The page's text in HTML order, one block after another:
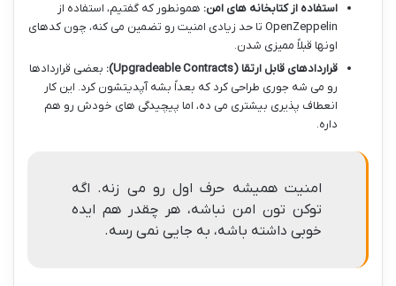
استفاده از کتابخانه های امن: همونطور که گفتیم، استفاده از
OpenZeppelin تا حد زیادی امنیت رو تضمین می کنه، چون کدهای
اونها قبلاً ممیزی شدن.
قراردادهای قابل ارتقا (Upgradeable Contracts):
بعضی قراردادها
رو می شه جوری طراحی کرد که بعداً بشه آپدیتشون کرد. این کار
انعطاف پذیری بیشتری می ده، اما پیچیدگی های خودش رو هم
داره.
امنیت همیشه حرف اول رو می زنه. اگه
توکن تون امن نباشه، هر چقدر هم ایده
خوبی داشته باشه، به جایی نمی رسه.